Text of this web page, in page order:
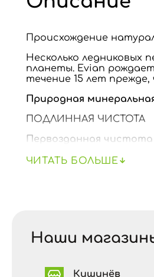
Происхождение
Несколько
планеты. Evian
течение 15 лет
Природная
ПОДЛИННАЯ ЧИСТОТА
Первозданная
ЧИТАТЬ БОЛЬШЕ
Наши
Кишинёв